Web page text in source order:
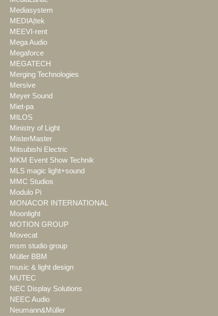
Mediasystem
MEDIA|tek
MEEVI-rent
Mega Audio
Megaforce
MEGATECH
Merging Technologies
Mersive
Meyer Sound
Miet-pa
MILOS
Ministry of Light
MisterMaster
Mitsubishi Electric
MKM Event Show Technik
MLS magic light+sound
MMC Studios
Modulo Pi
MONACOR INTERNATIONAL
Moonlight
MOTION GROUP
Movecat
msm studio group
Müller BBM
music & light design
MUTEC
NEC Display Solutions
NEEC Audio
Neumann&Müller